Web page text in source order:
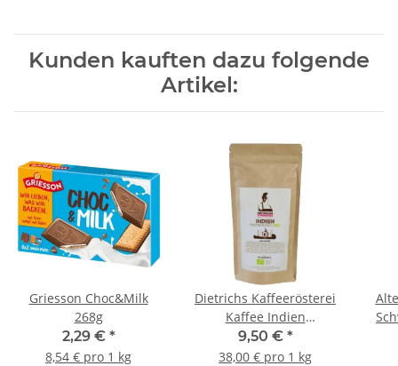
Kunden kauften dazu folgende
Artikel:
Griesson Choc&Milk
268g
2,29 € *
8,54 € pro 1 kg
Dietrichs Kaffeerösterei
Kaffee Indien
Monsooned Malabar Bio
250g gemahlen
9,50 € *
38,00 € pro 1 kg